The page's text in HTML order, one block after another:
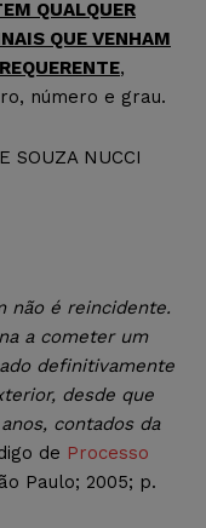
QUALQUER
QUE VENHAM
,
número e grau.
SOUZA NUCCI
não é reincidente.
a cometer um
definitivamente
desde que
contados da
de Processo
Paulo; 2005; p.